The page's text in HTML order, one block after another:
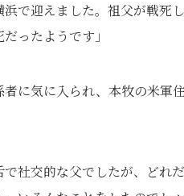
で迎えました。祖父が戦死
ったようです」
に気に入られ、本牧の米軍
で社交的な父でしたが、ど